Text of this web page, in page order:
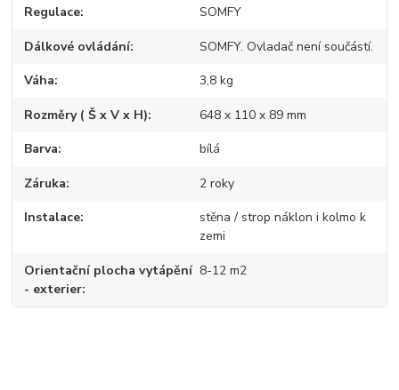
Regulace SOMFY
Dálkové ovládání SOMFY. Ovladač není součástí.
Váha 3,8 kg
Rozměry ( Š x V x H) 648 x 110 x 89 mm
Barva bílá
Záruka 2 roky
Instalace
stěna / strop náklon i kolmo k
zemi
Orientační plocha vytápění
- exterier
8-12 m2